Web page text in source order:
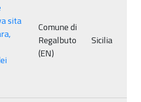
sita
Comune di
Regalbuto
(EN)
Sicilia